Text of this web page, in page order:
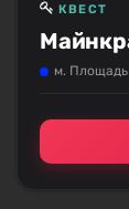
КВЕСТ
м.